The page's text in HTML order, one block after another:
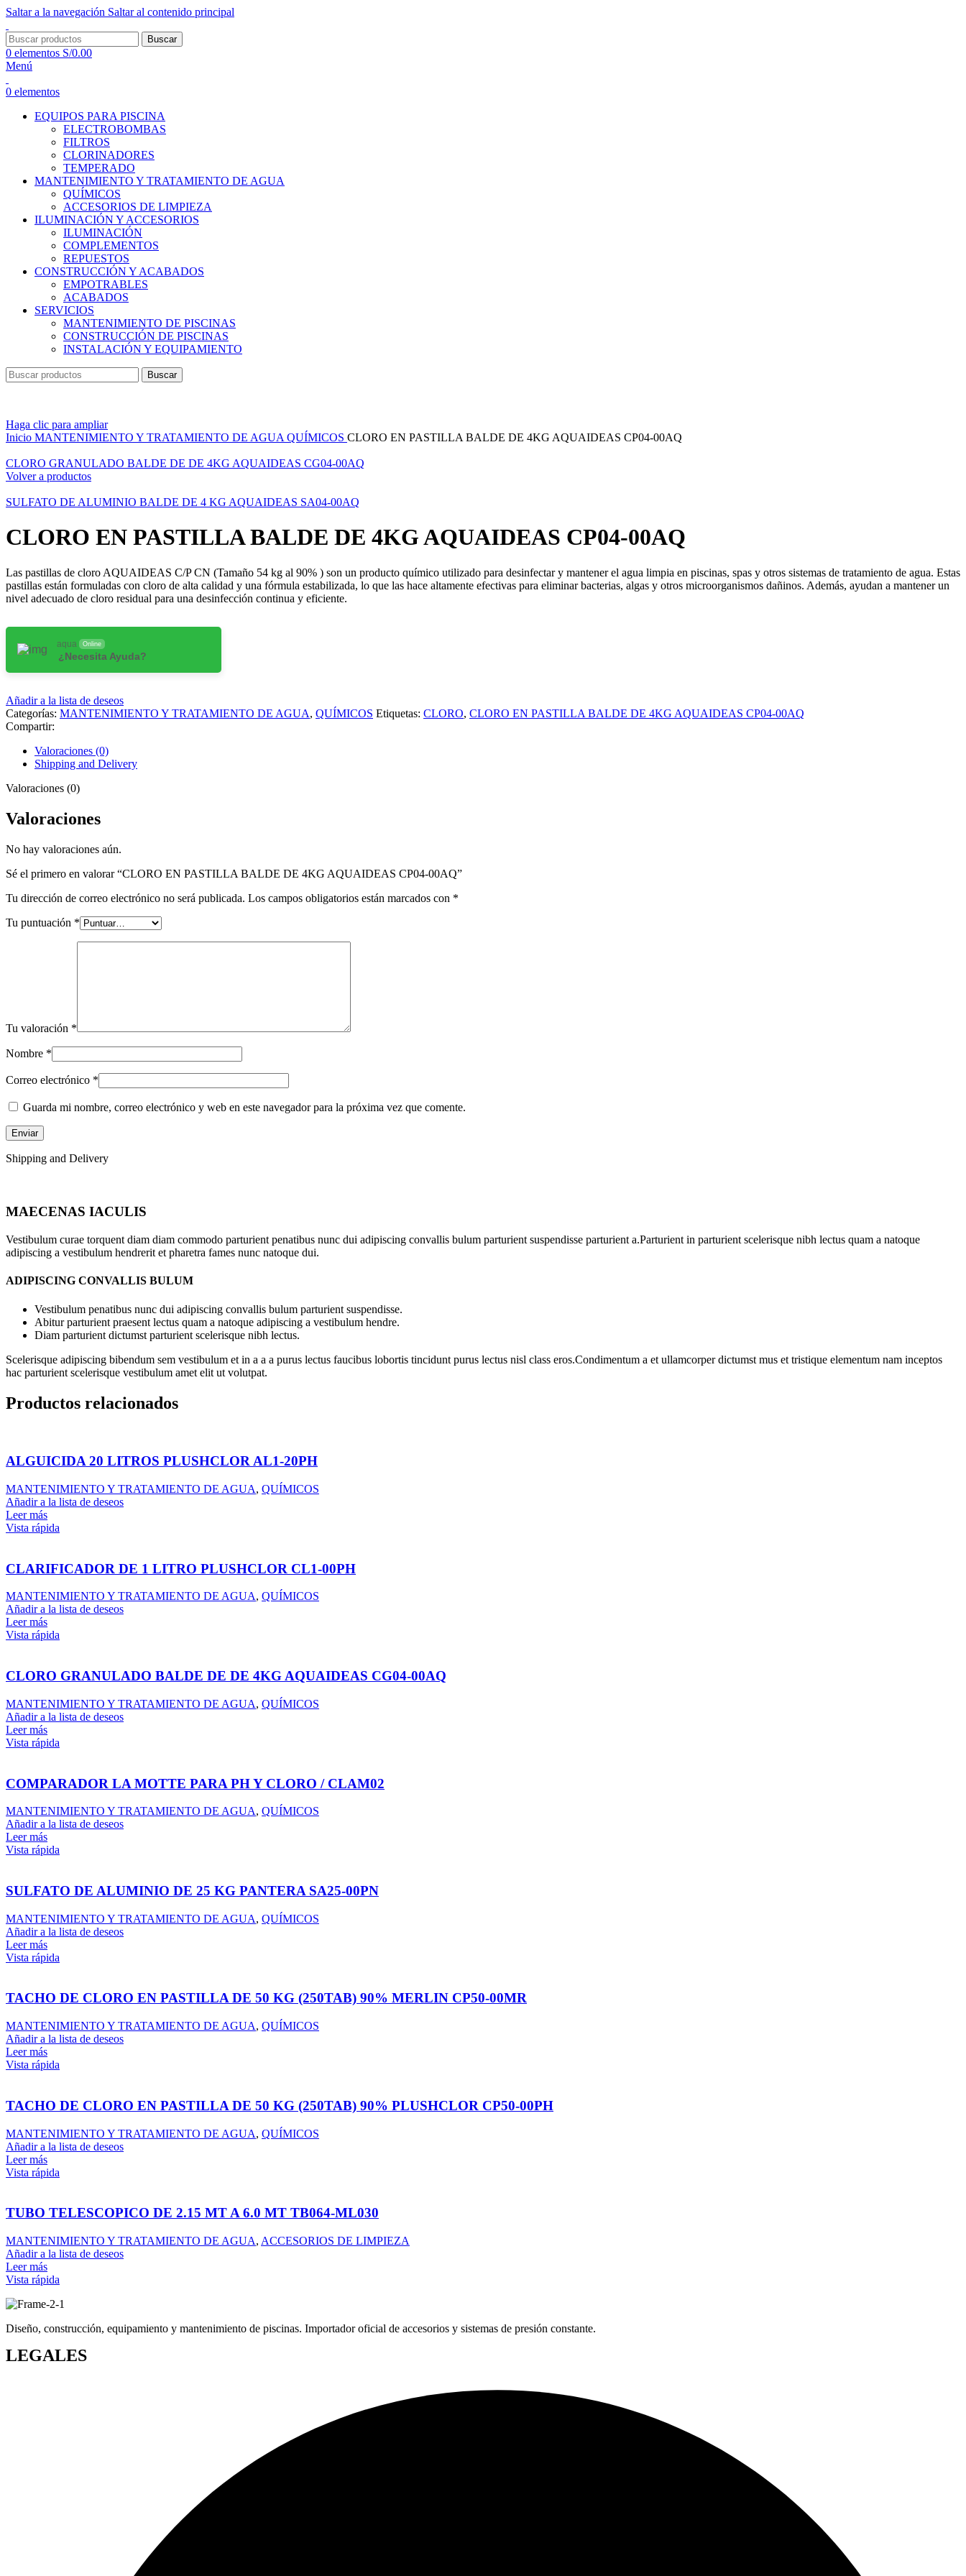
Saltar a la navegación Saltar al contenido principal
Buscar
0 elementos S/0.00
Menú
0 elementos
EQUIPOS PARA PISCINA
ELECTROBOMBAS
FILTROS
CLORINADORES
TEMPERADO
MANTENIMIENTO Y TRATAMIENTO DE AGUA
QUÍMICOS
ACCESORIOS DE LIMPIEZA
ILUMINACIÓN Y ACCESORIOS
ILUMINACIÓN
COMPLEMENTOS
REPUESTOS
CONSTRUCCIÓN Y ACABADOS
EMPOTRABLES
ACABADOS
SERVICIOS
MANTENIMIENTO DE PISCINAS
CONSTRUCCIÓN DE PISCINAS
INSTALACIÓN Y EQUIPAMIENTO
Buscar
Haga clic para ampliar
Inicio MANTENIMIENTO Y TRATAMIENTO DE AGUA QUÍMICOS CLORO EN PASTILLA BALDE DE 4KG AQUAIDEAS CP04-00AQ
CLORO GRANULADO BALDE DE DE 4KG AQUAIDEAS CG04-00AQ
Volver a productos
SULFATO DE ALUMINIO BALDE DE 4 KG AQUAIDEAS SA04-00AQ
CLORO EN PASTILLA BALDE DE 4KG AQUAIDEAS CP04-00AQ
Las pastillas de cloro AQUAIDEAS C/P CN (Tamaño 54 kg al 90% ) son un producto químico utilizado para desinfectar y mantener el agua limpia en piscinas, spas y otros sistemas de tratamiento de agua. Estas
pastillas están formuladas con cloro de alta calidad y una fórmula estabilizada, lo que las hace altamente efectivas para eliminar bacterias, algas y otros microorganismos dañinos. Además, ayudan a mantener un
nivel adecuado de cloro residual para una desinfección continua y eficiente.
aqua Online
¿Necesita Ayuda?
Añadir a la lista de deseos
Categorías: MANTENIMIENTO Y TRATAMIENTO DE AGUA, QUÍMICOS Etiquetas: CLORO, CLORO EN PASTILLA BALDE DE 4KG AQUAIDEAS CP04-00AQ
Compartir:
Valoraciones (0)
Shipping and Delivery
Valoraciones (0)
Valoraciones
No hay valoraciones aún.
Sé el primero en valorar “CLORO EN PASTILLA BALDE DE 4KG AQUAIDEAS CP04-00AQ”
Tu dirección de correo electrónico no será publicada. Los campos obligatorios están marcados con *
Tu puntuación *
Tu valoración *
Nombre *
Correo electrónico *
Guarda mi nombre, correo electrónico y web en este navegador para la próxima vez que comente.
Shipping and Delivery
MAECENAS IACULIS
Vestibulum curae torquent diam diam commodo parturient penatibus nunc dui adipiscing convallis bulum parturient suspendisse parturient a.Parturient in parturient scelerisque nibh lectus quam a natoque
adipiscing a vestibulum hendrerit et pharetra fames nunc natoque dui.
ADIPISCING CONVALLIS BULUM
Vestibulum penatibus nunc dui adipiscing convallis bulum parturient suspendisse.
Abitur parturient praesent lectus quam a natoque adipiscing a vestibulum hendre.
Diam parturient dictumst parturient scelerisque nibh lectus.
Scelerisque adipiscing bibendum sem vestibulum et in a a a purus lectus faucibus lobortis tincidunt purus lectus nisl class eros.Condimentum a et ullamcorper dictumst mus et tristique elementum nam inceptos
hac parturient scelerisque vestibulum amet elit ut volutpat.
Productos relacionados
ALGUICIDA 20 LITROS PLUSHCLOR AL1-20PH
MANTENIMIENTO Y TRATAMIENTO DE AGUA, QUÍMICOS
Añadir a la lista de deseos
Leer más
Vista rápida
CLARIFICADOR DE 1 LITRO PLUSHCLOR CL1-00PH
MANTENIMIENTO Y TRATAMIENTO DE AGUA, QUÍMICOS
Añadir a la lista de deseos
Leer más
Vista rápida
CLORO GRANULADO BALDE DE DE 4KG AQUAIDEAS CG04-00AQ
MANTENIMIENTO Y TRATAMIENTO DE AGUA, QUÍMICOS
Añadir a la lista de deseos
Leer más
Vista rápida
COMPARADOR LA MOTTE PARA PH Y CLORO / CLAM02
MANTENIMIENTO Y TRATAMIENTO DE AGUA, QUÍMICOS
Añadir a la lista de deseos
Leer más
Vista rápida
SULFATO DE ALUMINIO DE 25 KG PANTERA SA25-00PN
MANTENIMIENTO Y TRATAMIENTO DE AGUA, QUÍMICOS
Añadir a la lista de deseos
Leer más
Vista rápida
TACHO DE CLORO EN PASTILLA DE 50 KG (250TAB) 90% MERLIN CP50-00MR
MANTENIMIENTO Y TRATAMIENTO DE AGUA, QUÍMICOS
Añadir a la lista de deseos
Leer más
Vista rápida
TACHO DE CLORO EN PASTILLA DE 50 KG (250TAB) 90% PLUSHCLOR CP50-00PH
MANTENIMIENTO Y TRATAMIENTO DE AGUA, QUÍMICOS
Añadir a la lista de deseos
Leer más
Vista rápida
TUBO TELESCOPICO DE 2.15 MT A 6.0 MT TB064-ML030
MANTENIMIENTO Y TRATAMIENTO DE AGUA, ACCESORIOS DE LIMPIEZA
Añadir a la lista de deseos
Leer más
Vista rápida
Diseño, construcción, equipamiento y mantenimiento de piscinas. Importador oficial de accesorios y sistemas de presión constante.
LEGALES